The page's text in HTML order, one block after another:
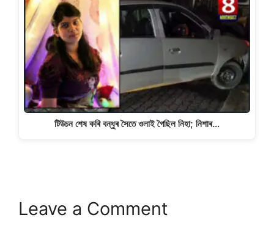
টিউচন শেষ কৰি বন্ধুৰ সৈতে ওলাই গৈছিল নিহা; নিশাৰ…
Leave a Comment